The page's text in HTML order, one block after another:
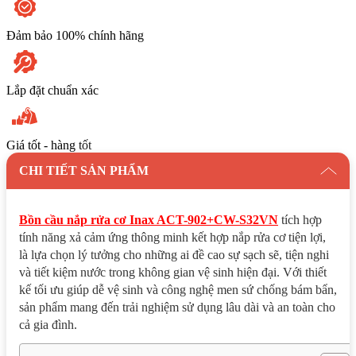
Đảm bảo 100% chính hãng
Lắp đặt chuẩn xác
Giá tốt - hàng tốt
CHI TIẾT SẢN PHẨM
Bồn cầu nắp rửa cơ Inax ACT-902+CW-S32VN tích hợp
tính năng xả cảm ứng thông minh kết hợp nắp rửa cơ tiện lợi,
là lựa chọn lý tưởng cho những ai đề cao sự sạch sẽ, tiện nghi
và tiết kiệm nước trong không gian vệ sinh hiện đại. Với thiết
kế tối ưu giúp dễ vệ sinh và công nghệ men sứ chống bám bẩn,
sản phẩm mang đến trải nghiệm sử dụng lâu dài và an toàn cho
cả gia đình.